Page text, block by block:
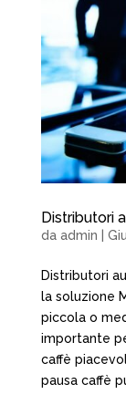
Distributori
da admin
Distributori
la soluzione
piccola o
importante
caffè
pausa caffè